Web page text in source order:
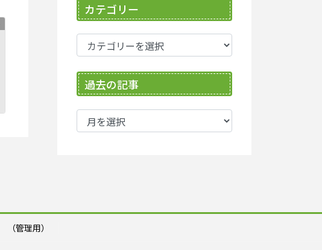
カテゴリー
カ
テ
ゴ
リ
ー
過去の記事
過
去
（管理用）